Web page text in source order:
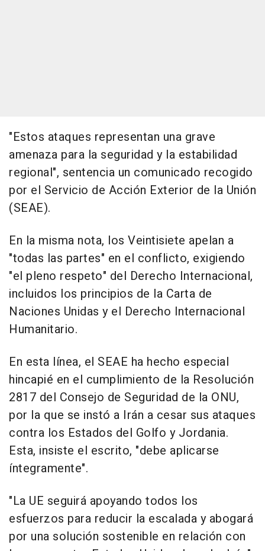
"Estos ataques representan una grave
amenaza para la seguridad y la estabilidad
regional", sentencia un comunicado recogido
por el Servicio de Acción Exterior de la Unión
(SEAE).
En la misma nota, los Veintisiete apelan a
"todas las partes" en el conflicto, exigiendo
"el pleno respeto" del Derecho Internacional,
incluidos los principios de la Carta de
Naciones Unidas y el Derecho Internacional
Humanitario.
En esta línea, el SEAE ha hecho especial
hincapié en el cumplimiento de la Resolución
2817 del Consejo de Seguridad de la ONU,
por la que se instó a Irán a cesar sus ataques
contra los Estados del Golfo y Jordania.
Esta, insiste el escrito, "debe aplicarse
íntegramente".
"La UE seguirá apoyando todos los
esfuerzos para reducir la escalada y abogará
por una solución sostenible en relación con